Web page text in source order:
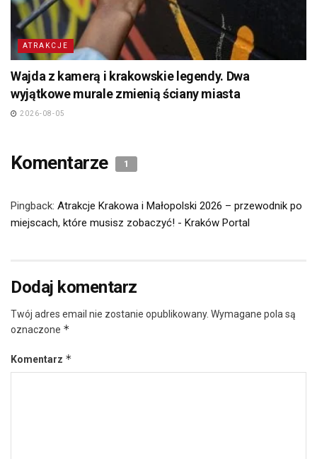
ATRAKCJE
Wajda z kamerą i krakowskie legendy. Dwa
wyjątkowe murale zmienią ściany miasta
2026-08-05
Komentarze 1
Pingback: Atrakcje Krakowa i Małopolski 2026 – przewodnik po
miejscach, które musisz zobaczyć! - Kraków Portal
Dodaj komentarz
Twój adres email nie zostanie opublikowany. Wymagane pola są
oznaczone *
Komentarz *